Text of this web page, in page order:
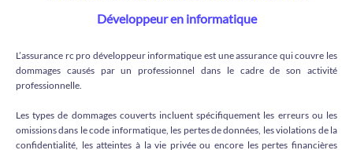
Développeur en informatique
L’assurance rc pro développeur informatique est une assurance qui couvre les
dommages causés par un professionnel dans le cadre de son activité
professionnelle.
Les types de dommages couverts incluent spécifiquement les erreurs ou les
omissions dans le code informatique, les pertes de données, les violations de la
confidentialité, les atteintes à la vie privée ou encore les pertes financières